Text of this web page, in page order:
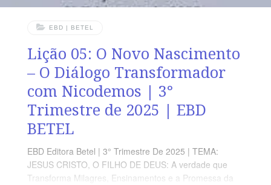
EBD | BETEL
Lição 05: O Novo Nascimento
– O Diálogo Transformador
com Nicodemos | 3°
Trimestre de 2025 | EBD
BETEL
EBD Editora Betel | 3° Trimestre De 2025 | TEMA:
JESUS CRISTO, O FILHO DE DEUS: A verdade que
Transforma Milagres, Ensinamentos e a Promessa da